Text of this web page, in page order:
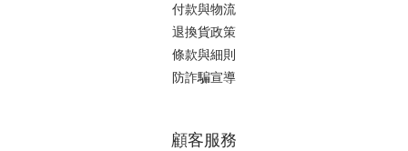
付款與物流
退換貨政策
條款與細則
防詐騙宣導
顧客服務